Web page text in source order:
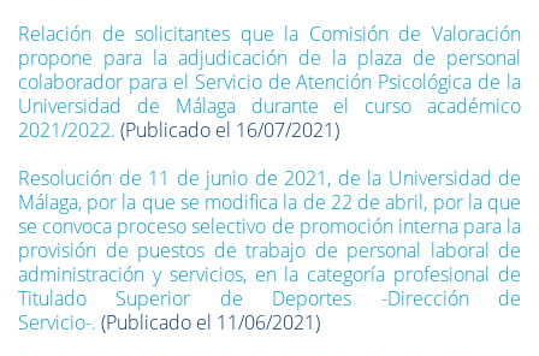
Relación de solicitantes que la Comisión de Valoración
propone para la adjudicación de la plaza de personal
colaborador para el Servicio de Atención Psicológica de la
Universidad de Málaga durante el curso académico
2021/2022. (Publicado el 16/07/2021)
Resolución de 11 de junio de 2021, de la Universidad de
Málaga, por la que se modifica la de 22 de abril, por la que
se convoca proceso selectivo de promoción interna para la
provisión de puestos de trabajo de personal laboral de
administración y servicios, en la categoría profesional de
Titulado Superior de Deportes -Dirección de
Servicio-. (Publicado el 11/06/2021)